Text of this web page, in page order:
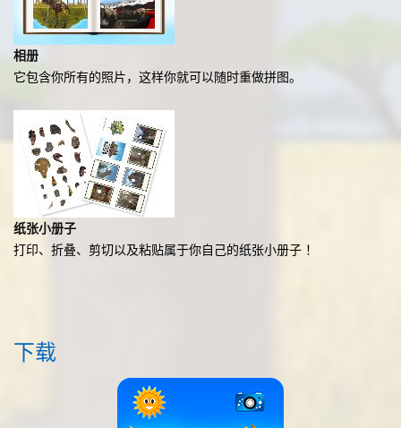
相册
它包含你所有的照片，这样你就可以随时重做拼图。
纸张小册子
打印、折叠、剪切以及粘贴属于你自己的纸张小册子 ！
下载